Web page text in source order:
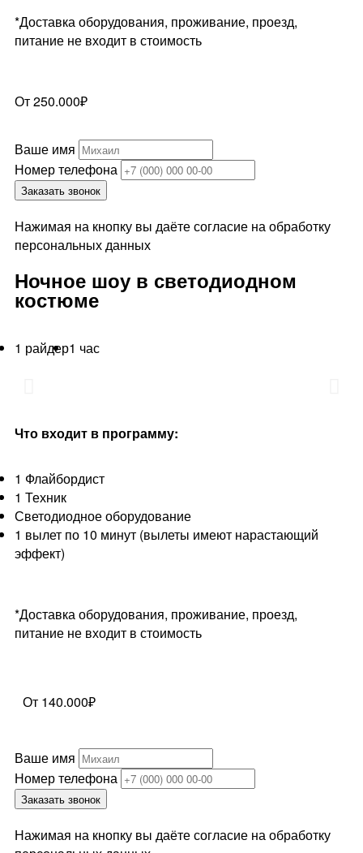
*Доставка оборудования, проживание, проезд,
питание не входит в стоимость
От 250.000₽
Ваше имя
Номер телефона
Заказать звонок
Нажимая на кнопку вы даёте согласие на обработку
персональных данных
Ночное шоу в светодиодном
костюме
1 райдер1 час
Что входит в программу:
1 Флайбордист
1 Техник
Светодиодное оборудование
1 вылет по 10 минут (вылеты имеют нарастающий
эффект)
*Доставка оборудования, проживание, проезд,
питание не входит в стоимость
От 140.000₽
Ваше имя
Номер телефона
Заказать звонок
Нажимая на кнопку вы даёте согласие на обработку